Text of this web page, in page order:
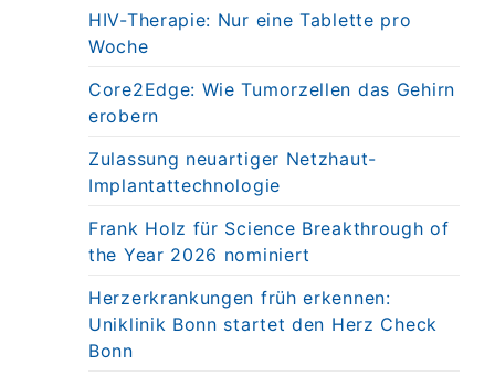
HIV-Therapie: Nur eine Tablette pro
Woche
Core2Edge: Wie Tumorzellen das Gehirn
erobern
Zulassung neuartiger Netzhaut-
Implantattechnologie
Frank Holz für Science Breakthrough of
the Year 2026 nominiert
Herzerkrankungen früh erkennen:
Uniklinik Bonn startet den Herz Check
Bonn